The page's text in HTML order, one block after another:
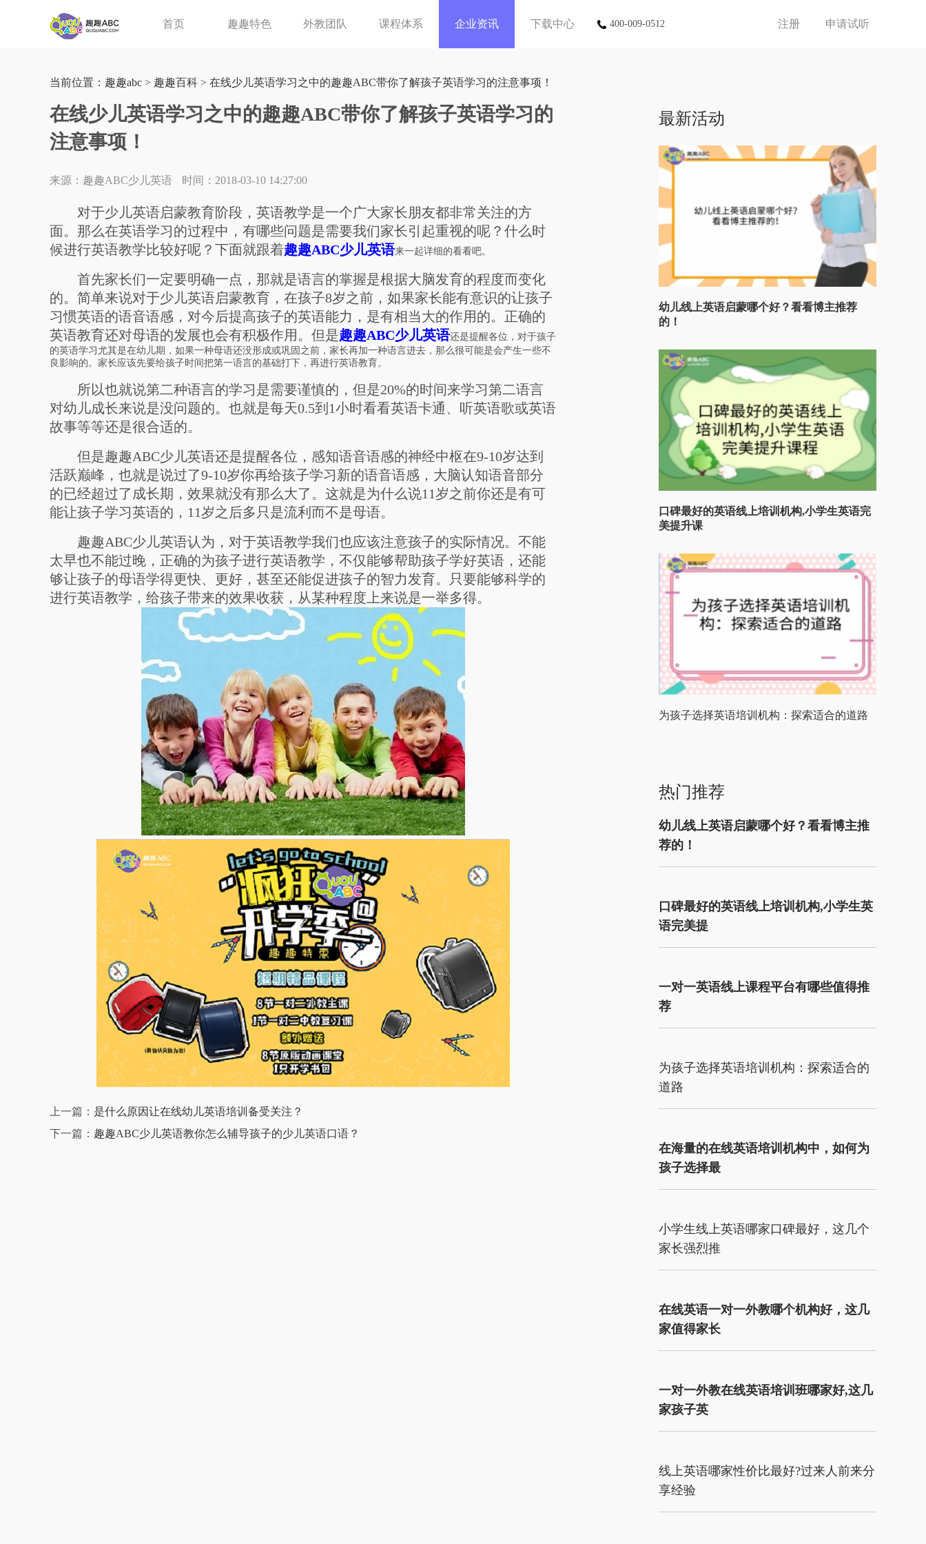
首页 趣趣特色 外教团队 课程体系 企业资讯 下载中心 400-009-0512 注册 申请试听
当前位置： 趣趣abc > 趣趣百科 > 在线少儿英语学习之中的趣趣ABC带你了解孩子英语学习的注意事项！
在线少儿英语学习之中的趣趣ABC带你了解孩子英语学习的
注意事项！
来源：趣趣ABC少儿英语 时间：2018-03-10 14:27:00
对于少儿英语启蒙教育阶段，英语教学是一个广大家长朋友都非常关注的方
面。那么在英语学习的过程中，有哪些问题是需要我们家长引起重视的呢？什么时
候进行英语教学比较好呢？下面就跟着趣趣ABC少儿英语来一起详细的看看吧。
首先家长们一定要明确一点，那就是语言的掌握是根据大脑发育的程度而变化
的。简单来说对于少儿英语启蒙教育，在孩子8岁之前，如果家长能有意识的让孩子
习惯英语的语音语感，对今后提高孩子的英语能力，是有相当大的作用的。正确的
英语教育还对母语的发展也会有积极作用。但是趣趣ABC少儿英语还是提醒各位，对于孩子
的英语学习尤其是在幼儿期，如果一种母语还没形成或巩固之前，家长再加一种语言进去，那么很可能是会产生一些不
良影响的。家长应该先要给孩子时间把第一语言的基础打下，再进行英语教育。
所以也就说第二种语言的学习是需要谨慎的，但是20%的时间来学习第二语言
对幼儿成长来说是没问题的。也就是每天0.5到1小时看看英语卡通、听英语歌或英语
故事等等还是很合适的。
但是趣趣ABC少儿英语还是提醒各位，感知语音语感的神经中枢在9-10岁达到
活跃巅峰，也就是说过了9-10岁你再给孩子学习新的语音语感，大脑认知语音部分
的已经超过了成长期，效果就没有那么大了。这就是为什么说11岁之前你还是有可
能让孩子学习英语的，11岁之后多只是流利而不是母语。
趣趣ABC少儿英语认为，对于英语教学我们也应该注意孩子的实际情况。不能
太早也不能过晚，正确的为孩子进行英语教学，不仅能够帮助孩子学好英语，还能
够让孩子的母语学得更快、更好，甚至还能促进孩子的智力发育。只要能够科学的
进行英语教学，给孩子带来的效果收获，从某种程度上来说是一举多得。
上一篇： 是什么原因让在线幼儿英语培训备受关注？
下一篇： 趣趣ABC少儿英语教你怎么辅导孩子的少儿英语口语？
最新活动
幼儿线上英语启蒙哪个好？看看博主推荐
的！
口碑最好的英语线上培训机构,小学生英语完
美提升课
为孩子选择英语培训机构：探索适合的道路
热门推荐
幼儿线上英语启蒙哪个好？看看博主推
荐的！
口碑最好的英语线上培训机构,小学生英
语完美提
一对一英语线上课程平台有哪些值得推
荐
为孩子选择英语培训机构：探索适合的
道路
在海量的在线英语培训机构中，如何为
孩子选择最
小学生线上英语哪家口碑最好，这几个
家长强烈推
在线英语一对一外教哪个机构好，这几
家值得家长
一对一外教在线英语培训班哪家好,这几
家孩子英
线上英语哪家性价比最好?过来人前来分
享经验